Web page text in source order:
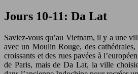
Jours 10-11: Da Lat
Saviez-vous qu’au Vietnam, il y a une
avec un Moulin Rouge, des cathédrales,
croissants et des rues pavées à
de Paris, mais de Da Lat, la ville